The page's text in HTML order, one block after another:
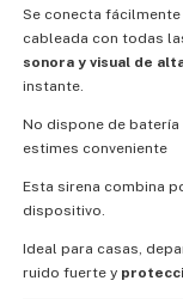
Se conecta
cableada con todas
sonora y visual de
instante.
No dispone de
estimes conveniente
Esta sirena combina
dispositivo.
Ideal para casas,
ruido fuerte y